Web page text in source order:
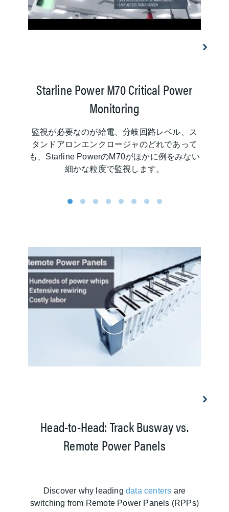
Starline Power M70 Critical Power
Monitoring
監視が必要なのが給電、分岐回路レベル、ス
タンドアロンエンクロージャのどれであって
も、Starline PowerのM70がほかに例をみない
細かな粒度で監視します。
1 2 3 4 5 6 7 8
Head-to-Head: Track Busway vs.
Remote Power Panels
Discover why leading data centers are
switching from Remote Power Panels (RPPs)